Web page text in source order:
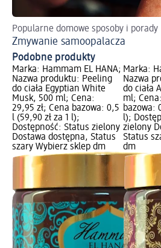
Popularne domowe sposoby i porady
Zmywanie samoopalacza
Podobne produkty
Marka: Hammam EL HANA;
Nazwa produktu: Peeling
do ciała Egyptian White
Musk, 500 ml; Cena:
29,95 zł; Cena bazowa: 0,5
l (59,90 zł za 1 l);
Dostępność: Status zielony
Dostawa dostępna, Status
szary Wybierz sklep dm
Marka:
Nazwa
do ciała
ml;
bazowa:
l);
zielony
Status
dm